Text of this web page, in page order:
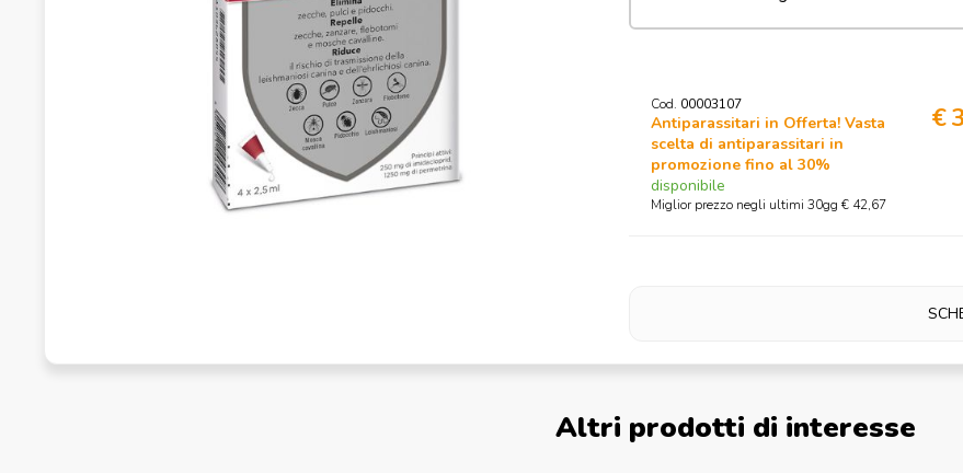
Cod. 00003107
Antiparassitari in Offerta! Vasta
scelta di antiparassitari in
promozione fino al 30%
disponibile
Miglior prezzo negli ultimi 30gg € 42,67
€
Altri prodotti di interesse